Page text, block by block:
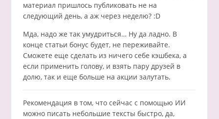
материал пришлось публиковать не на
следующий день, а аж через неделю? :D
Мда, надо же так умудриться… Ну да ладно. В
конце статьи бонус будет, не переживайте.
Сможете еще сделать из ничего себе кэшбека, а
если применить голову, и взять пару друзей в
долю, так и еще больше на акции залутать.
Рекомендация в том, что сейчас с помощью ИИ
можно писать небольшие тексты быстро, да,